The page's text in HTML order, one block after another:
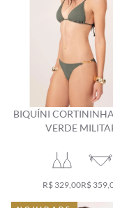
BIQUÍNI
VERDE
R$ 329,00R$